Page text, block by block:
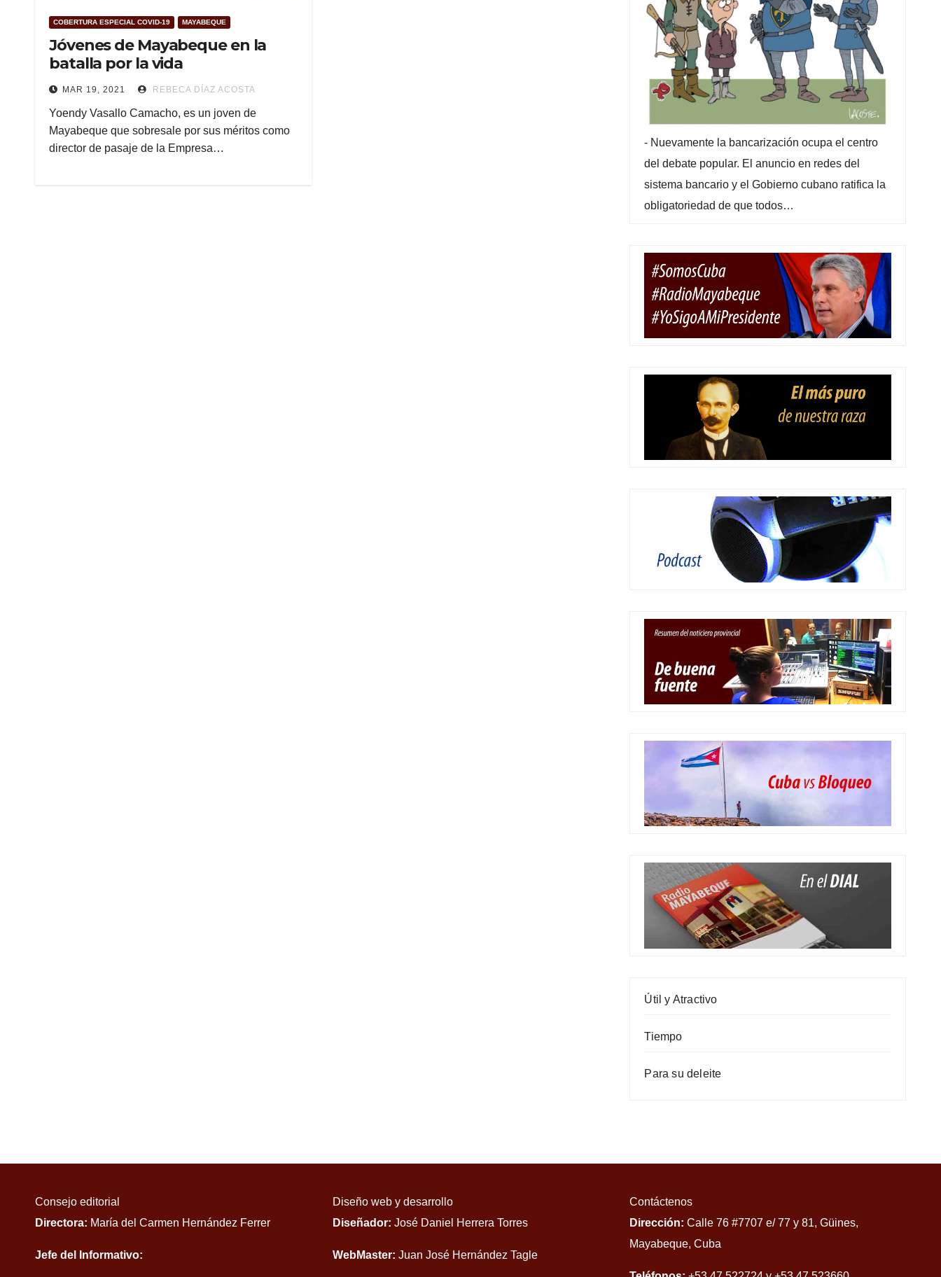
COBERTURA ESPECIAL COVID-19 MAYABEQUE
Jóvenes de Mayabeque en la
batalla por la vida
MAR 19, 2021 REBECA DÍAZ ACOSTA
Yoendy Vasallo Camacho, es un joven de
Mayabeque que sobresale por sus méritos como
director de pasaje de la Empresa…
- Nuevamente la bancarización ocupa el centro
del debate popular. El anuncio en redes del
sistema bancario y el Gobierno cubano ratifica la
obligatoriedad de que todos…
Útil y Atractivo
Tiempo
Para su deleite
Consejo editorial
Directora: María del Carmen Hernández Ferrer
Jefe del Informativo:
Diseño web y desarrollo
Diseñador: José Daniel Herrera Torres
WebMaster: Juan José Hernández Tagle
Contáctenos
Dirección: Calle 76 #7707 e/ 77 y 81, Güines,
Mayabeque, Cuba